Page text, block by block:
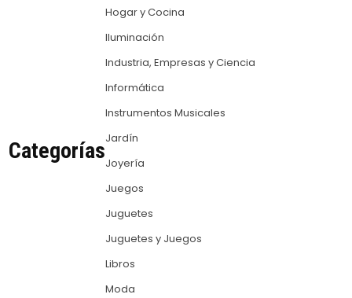
Categorías
Hogar y Cocina
Iluminación
Industria, Empresas y Ciencia
Informática
Instrumentos Musicales
Jardín
Joyería
Juegos
Juguetes
Juguetes y Juegos
Libros
Moda